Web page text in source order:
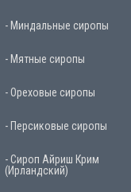
- Миндальные сиропы
- Мятные сиропы
- Ореховые сиропы
- Персиковые сиропы
- Сироп Айриш Крим
(Ирландский)